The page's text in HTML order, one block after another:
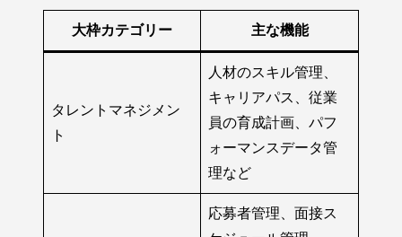
大枠カテゴリー 主な機能
タレントマネジメン
ト
人材のスキル管理、
キャリアパス、従業
員の育成計画、パフ
ォーマンスデータ管
理など
応募者管理、面接ス